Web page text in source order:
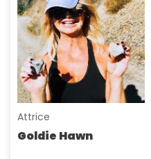
Attrice
Goldie Hawn